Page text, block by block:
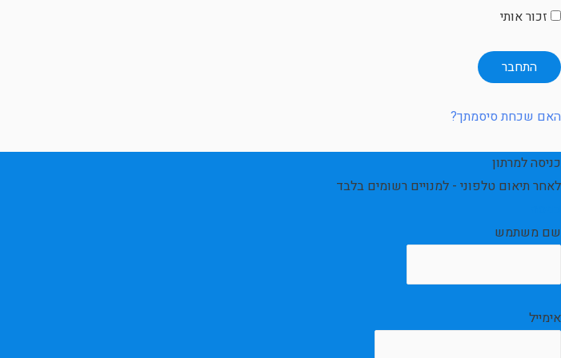
זכור אותי
האם שכחת סיסמתך?
כניסה למרתון
לאחר תיאום טלפוני - למנויים רשומים בלבד
שם משתמש
אימייל